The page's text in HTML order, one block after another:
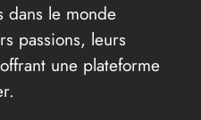
dans le monde
passions, leurs
une plateforme